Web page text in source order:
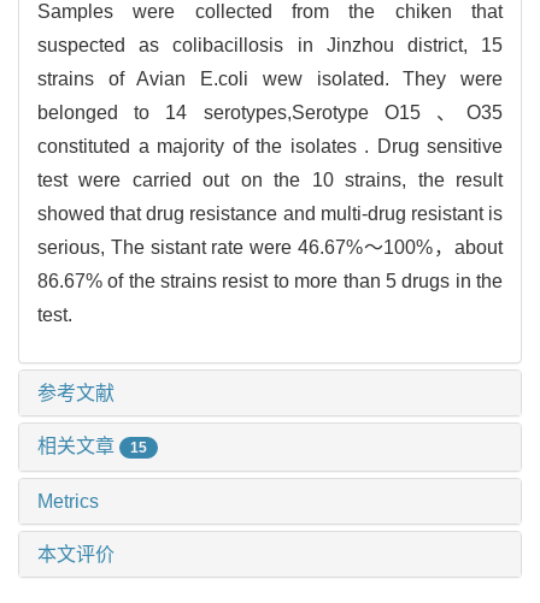
Samples were collected from the chiken that
suspected as colibacillosis in Jinzhou district, 15
strains of Avian E.coli wew isolated. They were
belonged to 14 serotypes,Serotype O15 、O35
constituted a majority of the isolates . Drug sensitive
test were carried out on the 10 strains, the result
showed that drug resistance and multi-drug resistant is
serious, The sistant rate were 46.67%～100%，about
86.67% of the strains resist to more than 5 drugs in the
test.
参考文献
相关文章 15
Metrics
本文评价